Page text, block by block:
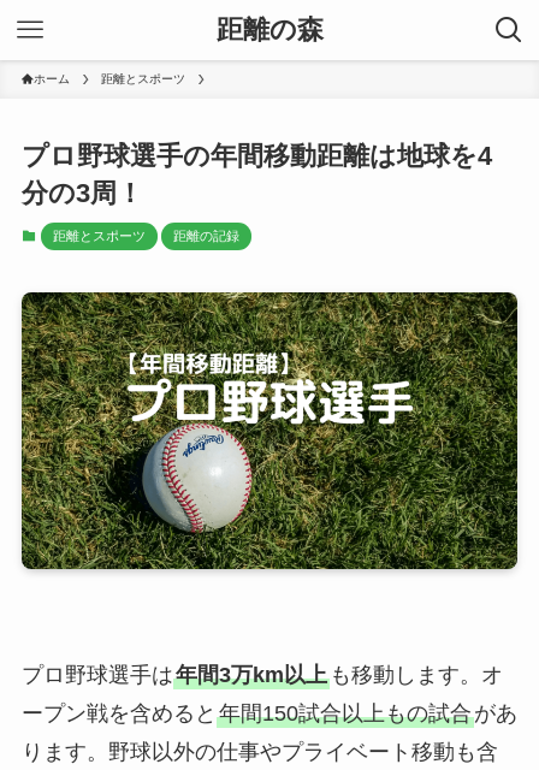
距離の森
ホーム 距離とスポーツ
プロ野球選手の年間移動距離は地球を4
分の3周！
距離とスポーツ 距離の記録
プロ野球選手は年間3万km以上も移動します。オ
ープン戦を含めると 年間150試合以上もの試合があ
ります。野球以外の仕事やプライベート移動も含